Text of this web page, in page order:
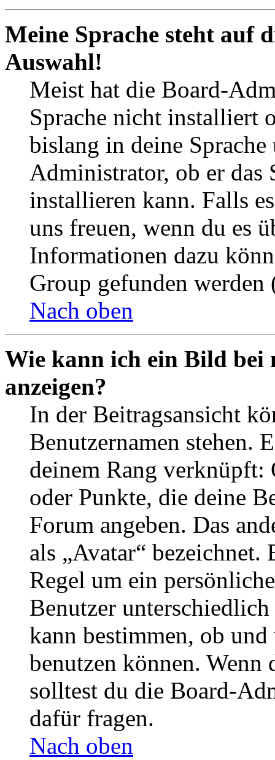
Meine Sprache steht auf
Auswahl!
Meist hat die Board-
Sprache nicht installiert
bislang in deine
Administrator, ob er das
installieren kann. Falls
uns freuen, wenn du es
Informationen dazu
Group gefunden
Nach oben
Wie kann ich ein Bild bei
anzeigen?
In der Beitragsansicht
Benutzernamen stehen.
deinem Rang verknüpft:
oder Punkte, die deine
Forum angeben. Das
als „Avatar“
Regel um ein
Benutzer
kann bestimmen, ob
benutzen können. Wenn
solltest du die Board-
dafür fragen.
Nach oben